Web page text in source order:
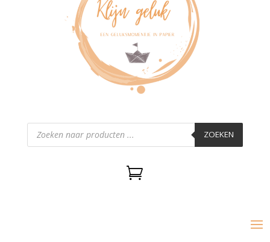
Producten
zoeken ZOEKEN
